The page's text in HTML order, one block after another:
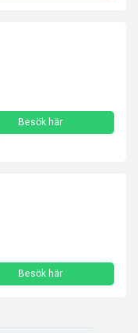
Besök här
Besök här